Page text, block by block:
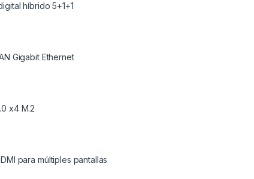
híbrido 5+1+1
Gigabit Ethernet
x4 M.2
para múltiples pantallas